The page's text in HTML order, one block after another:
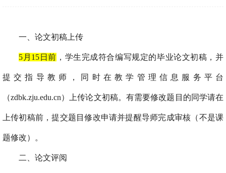
一、论文初稿上传
5 月 15 日前 ，学生完成符合编写规定的毕业论文初稿，并
提交指导教师，同时在教学管理信息服务平台
（zdbk.zju.edu.cn）上传论文初稿。有需要修改题目的同学请在
上传初稿前，提交题目修改申请并提醒导师完成审核（不是课
题修改）。
二、 论文评阅